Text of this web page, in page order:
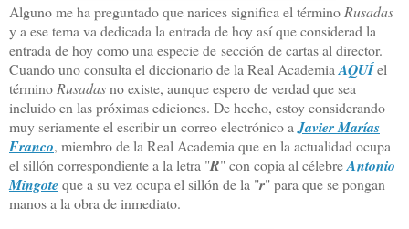
Alguno me ha preguntado que narices significa el término Rusadas
y a ese tema va dedicada la entrada de hoy así que considerad la
entrada de hoy como una especie de sección de cartas al director.
Cuando uno consulta el diccionario de la Real Academia AQUÍel
término Rusadasno existe, aunque espero de verdad que sea
incluido en las próximas ediciones. De hecho, estoy considerando
muy seriamente el escribir un correo electrónico a Javier Marías
Franco, miembro de la Real Academia que en la actualidad ocupa
el sillón correspondiente a la letra "R" con copia al célebreAntonio
Mingoteque a su vez ocupa el sillón de la "r" para que se pongan
manos a la obra de inmediato.